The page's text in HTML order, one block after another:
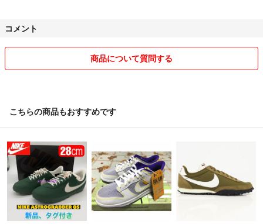
コメント
商品について質問する
こちらの商品もおすすめです